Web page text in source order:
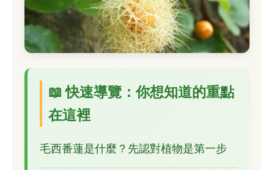
📖 快速導覽：你想知道的重點
在這裡
毛西番蓮是什麼？先認對植物是第一步